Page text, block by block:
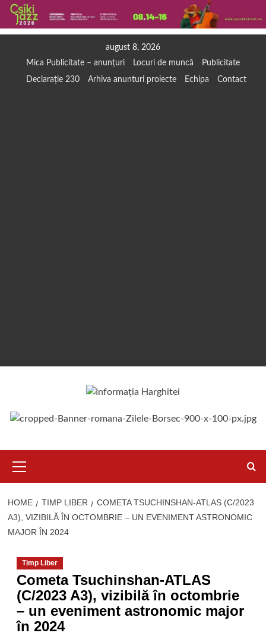
august 8, 2026
Mica Publicitate – anunțuri
Locuri de muncă
Publicitate
Declarație 230
Arhiva anunturi proiecte Echipa Contact
Menu
HOME TIMP LIBER
COMETA TSUCHINSHAN-ATLAS (C/2023
A3), VIZIBILĂ ÎN OCTOMBRIE – UN EVENIMENT ASTRONOMIC
MAJOR ÎN 2024
Timp Liber
Cometa Tsuchinshan-ATLAS
(C/2023 A3), vizibilă în octombrie
– un eveniment astronomic major
în 2024